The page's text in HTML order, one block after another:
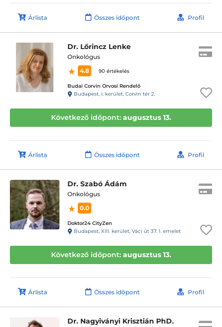
Árlista Összes időpont Profil
Dr. Lőrincz Lenke
Onkológus
4.8
90 értékelés
Budai Corvin Orvosi Rendelő
Budapest, I. kerület, Corvin tér 2.
Következő időpont: augusztus 13.
Árlista Összes időpont Profil
Dr. Szabó Ádám
Onkológus
0.0
Doktor24 CityZen
Budapest, XIII. kerület, Váci út 37. 1. emelet
Következő időpont: augusztus 13.
Árlista Összes időpont Profil
Dr. Nagyiványi Krisztián PhD.